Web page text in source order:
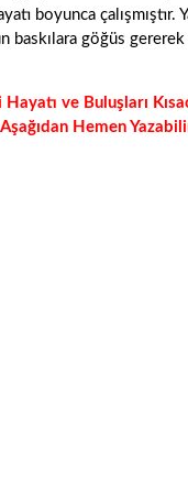
boyunca çalışmıştır.
baskılara göğüs
ve Buluşları
Aşağıdan Hemen